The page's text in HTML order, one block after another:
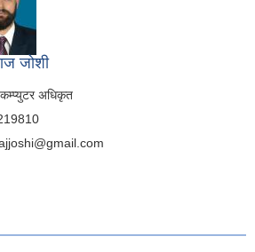
जोशी
अधिकृत